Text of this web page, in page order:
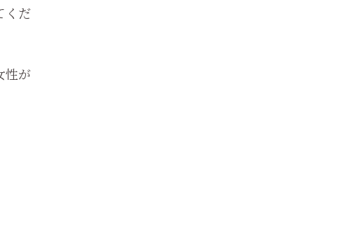
くだ
性が